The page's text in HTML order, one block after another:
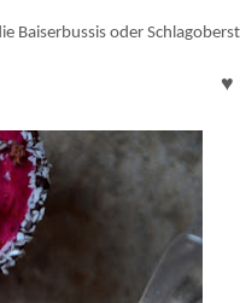
Baiserbussis oder
♥